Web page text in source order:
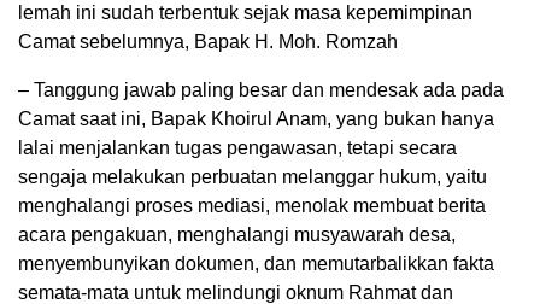
lemah ini sudah terbentuk sejak masa kepemimpinan
Camat sebelumnya, Bapak H. Moh. Romzah
– Tanggung jawab paling besar dan mendesak ada pada
Camat saat ini, Bapak Khoirul Anam, yang bukan hanya
lalai menjalankan tugas pengawasan, tetapi secara
sengaja melakukan perbuatan melanggar hukum, yaitu
menghalangi proses mediasi, menolak membuat berita
acara pengakuan, menghalangi musyawarah desa,
menyembunyikan dokumen, dan memutarbalikkan fakta
semata-mata untuk melindungi oknum Rahmat dan